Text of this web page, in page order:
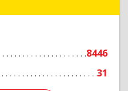
8446
31